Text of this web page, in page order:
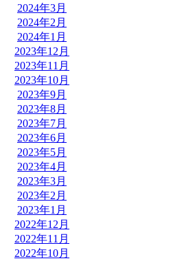
2024年3月
2024年2月
2024年1月
2023年12月
2023年11月
2023年10月
2023年9月
2023年8月
2023年7月
2023年6月
2023年5月
2023年4月
2023年3月
2023年2月
2023年1月
2022年12月
2022年11月
2022年10月